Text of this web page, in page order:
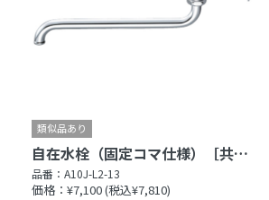
自在水栓（固定コマ仕様）［共用形］
品番： A10J-L2-13
価格：¥7,100(税込¥7,810)